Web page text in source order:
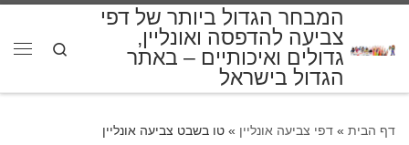
המבחר הגדול ביותר של דפי
צביעה להדפסה ואונליין,
גדולים ואיכותיים – באתר
הגדול בישראל
Search
דף הבית » דפי צביעה אונליין » טו בשבט צביעה אונליין